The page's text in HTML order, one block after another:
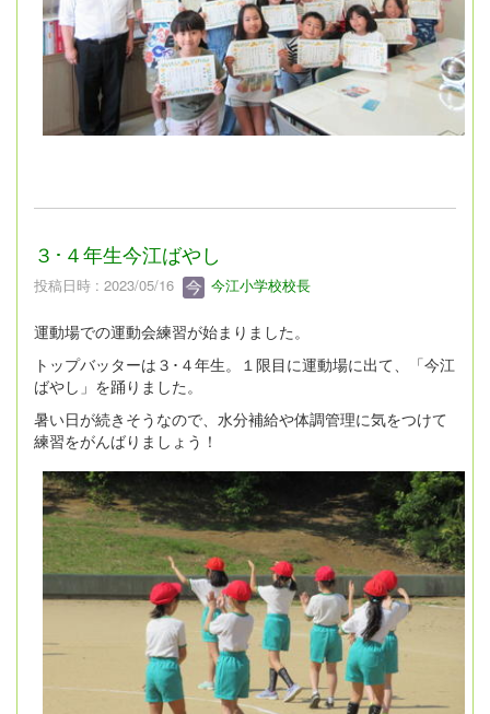
３･４年生今江ばやし
投稿日時 : 2023/05/16 今江小学校校長
運動場での運動会練習が始まりました。
トップバッターは３･４年生。１限目に運動場に出て、「今江
ばやし」を踊りました。
暑い日が続きそうなので、水分補給や体調管理に気をつけて
練習をがんばりましょう！